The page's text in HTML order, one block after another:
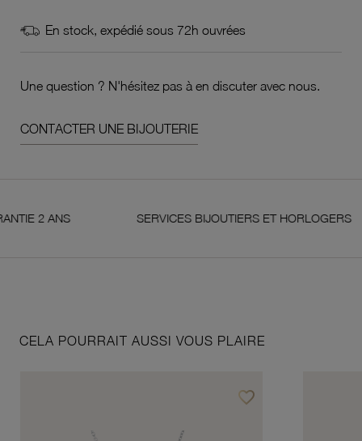
En stock, expédié sous 72h ouvrées
Une question ? N'hésitez pas à en discuter avec nous.
CONTACTER UNE BIJOUTERIE
ANS SERVICES BIJOUTIERS ET HORLOGERS
CELA POURRAIT AUSSI VOUS PLAIRE
favorite_borderAjouter à vos favoris